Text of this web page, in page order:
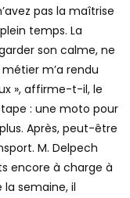
pas la maîtrise
temps. La
son calme, ne
m’a rendu
», affirme-t-il, le
: une moto pour
Après, peut-être
M. Delpech
encore à charge à
semaine, il